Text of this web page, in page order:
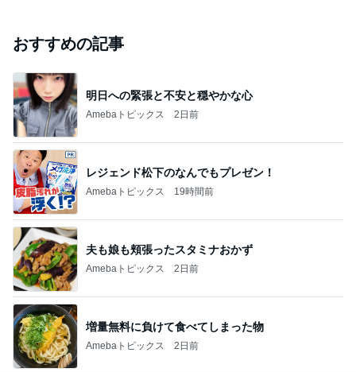
おすすめの記事
明日への緊張と不安と穏やかな心
Amebaトピックス 2日前
レジェンド松下のなんでもプレゼン！
Amebaトピックス 19時間前
夫も娘も頬張ったスタミナおかず
Amebaトピックス 2日前
増量無料に負けて食べてしまった物
Amebaトピックス 2日前